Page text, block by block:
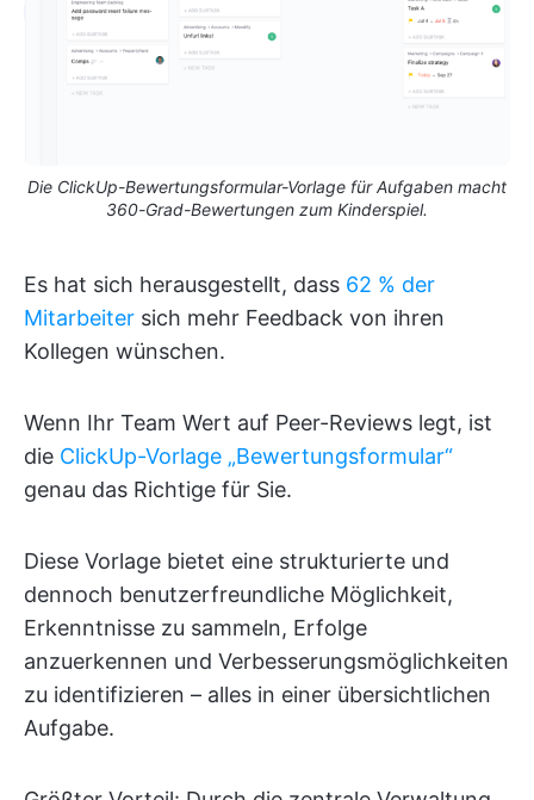
Die ClickUp-Bewertungsformular-Vorlage für Aufgaben macht
360-Grad-Bewertungen zum Kinderspiel.
Es hat sich herausgestellt, dass 62 % der
Mitarbeiter sich mehr Feedback von ihren
Kollegen wünschen.
Wenn Ihr Team Wert auf Peer-Reviews legt, ist
die ClickUp-Vorlage „Bewertungsformular“
genau das Richtige für Sie.
Diese Vorlage bietet eine strukturierte und
dennoch benutzerfreundliche Möglichkeit,
Erkenntnisse zu sammeln, Erfolge
anzuerkennen und Verbesserungsmöglichkeiten
zu identifizieren – alles in einer übersichtlichen
Aufgabe.